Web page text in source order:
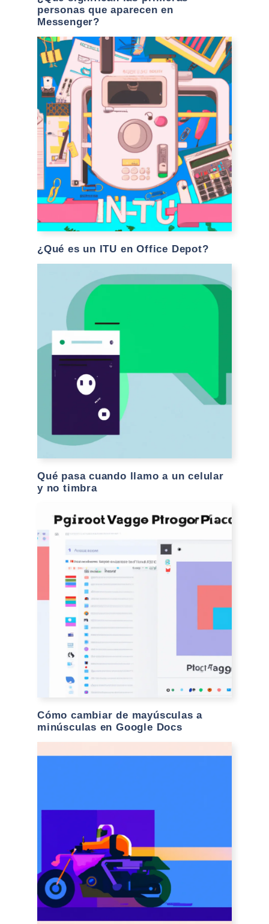
personas que aparecen en
Messenger?
¿Qué es un ITU en Office Depot?
Qué pasa cuando llamo a un celular
y no timbra
Cómo cambiar de mayúsculas a
minúsculas en Google Docs